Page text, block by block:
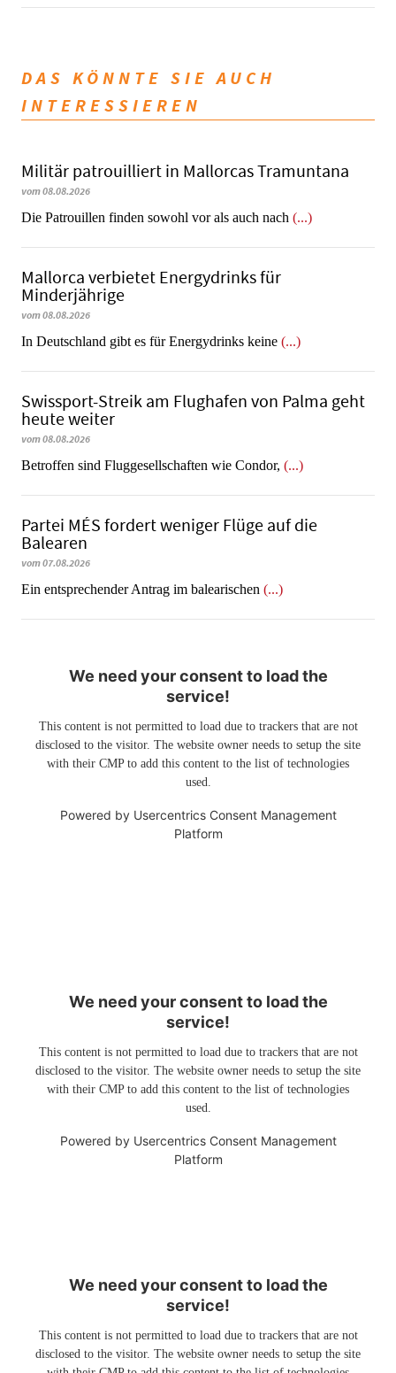
DAS KÖNNTE SIE AUCH
INTERESSIEREN
Militär patrouilliert in Mallorcas Tramuntana
vom 08.08.2026
Die Patrouillen finden sowohl vor als auch nach (...)
Mallorca verbietet Energydrinks für
Minderjährige
vom 08.08.2026
In Deutschland gibt es für Energydrinks keine (...)
Swissport-Streik am Flughafen von Palma geht
heute weiter
vom 08.08.2026
Betroffen sind Fluggesellschaften wie Condor, (...)
Partei MÉS fordert weniger Flüge auf die
Balearen
vom 07.08.2026
Ein entsprechender Antrag im balearischen (...)
We need your consent to load the
service!
This content is not permitted to load due to trackers that are not
disclosed to the visitor. The website owner needs to setup the site
with their CMP to add this content to the list of technologies
used.
Powered by Usercentrics Consent Management
Platform
We need your consent to load the
service!
This content is not permitted to load due to trackers that are not
disclosed to the visitor. The website owner needs to setup the site
with their CMP to add this content to the list of technologies
used.
Powered by Usercentrics Consent Management
Platform
We need your consent to load the
service!
This content is not permitted to load due to trackers that are not
disclosed to the visitor. The website owner needs to setup the site